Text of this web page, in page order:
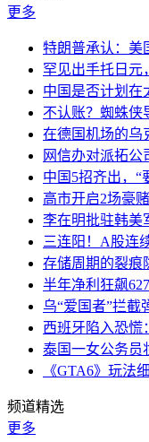
更多
特朗普承认：美
罕见出手托日元
中国是否计划在
不认账？蜘蛛侠
在德国机场的乌
网信办对派拓
中国5招齐出，“
高市开启2场豪
李在明批驻韩美
三连阳！A股连
存储周期的裂痕
半年净利狂飙
乌“爱国者”拦截
西班牙陷入恐慌
泰国一女公务员
《GTA6》玩法
频道精选
更多